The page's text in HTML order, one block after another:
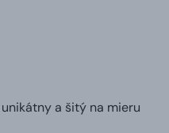
a šitý na mieru